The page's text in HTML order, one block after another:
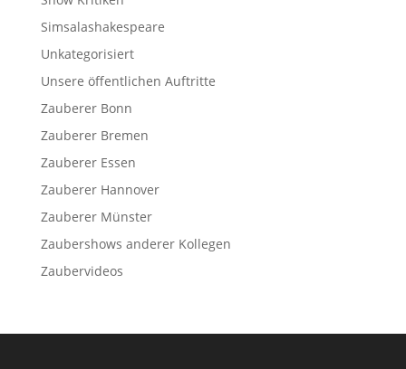
Simsalashakespeare
Unkategorisiert
Unsere öffentlichen Auftritte
Zauberer Bonn
Zauberer Bremen
Zauberer Essen
Zauberer Hannover
Zauberer Münster
Zaubershows anderer Kollegen
Zaubervideos